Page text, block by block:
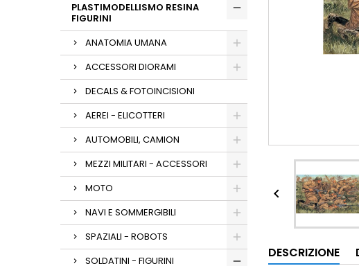
PLASTIMODELLISMO RESINA
FIGURINI
ANATOMIA UMANA
ACCESSORI DIORAMI
DECALS & FOTOINCISIONI
AEREI - ELICOTTERI
AUTOMOBILI, CAMION
MEZZI MILITARI - ACCESSORI
MOTO
NAVI E SOMMERGIBILI
SPAZIALI - ROBOTS
SOLDATINI - FIGURINI

DESCRIZIONE